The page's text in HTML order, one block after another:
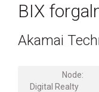
BIX
Akamai
Node:
Digital Realty